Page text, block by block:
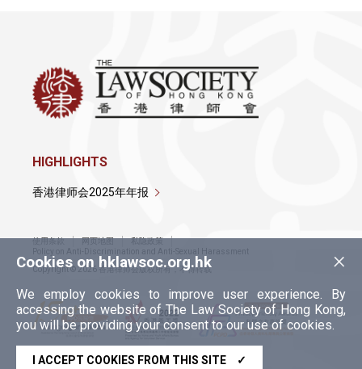
×
Cookies on hklawsoc.org.hk
We employ cookies to improve user experience. By
accessing the website of The Law Society of Hong Kong,
you will be providing your consent to our use of cookies.
I ACCEPT COOKIES FROM THIS SITE ✓
HIGHLIGHTS
香港律师会2025年年报
使用条款 网页地图
私隐政策
Policy on Anti-Discrimination and Anti-Sexual Harassment
Copyright © 2026 香港律师会版权所有，不得转载